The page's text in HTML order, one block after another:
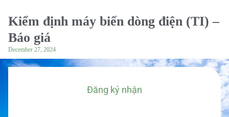
Kiểm định máy biến dòng điện (TI) –
Báo giá
December 27, 2024
Đăng ký nhận